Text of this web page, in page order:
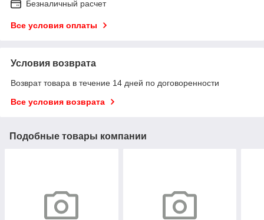
Безналичный расчет
Все условия оплаты
Условия возврата
Возврат товара в течение 14 дней по договоренности
Все условия возврата
Подобные товары компании